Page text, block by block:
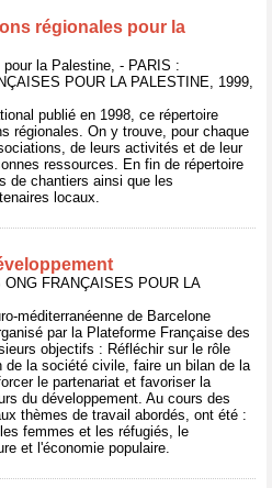
régionales pour la
la Palestine, - PARIS :
POUR LA PALESTINE, 1999,
publié en 1998, ce répertoire
régionales. On y trouve, pour chaque
de leurs activités et de leur
ressources. En fin de répertoire
de chantiers ainsi que les
locaux.
FRANÇAISES POUR LA
méditerranéenne de Barcelone
par la Plateforme Française des
objectifs : Réfléchir sur le rôle
de la société civile, faire un bilan de la
le partenariat et favoriser la
du développement. Au cours des
thèmes de travail abordés, ont été :
femmes et les réfugiés, le
et l'économie populaire.